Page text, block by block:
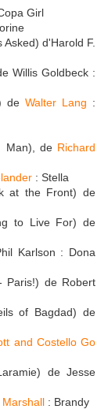
Girl
d'Harold F.
Willis Goldbeck :
de Walter Lang :
Man), de Richard
: Stella
at the Front) de
to Live For) de
Karlson : Dona
Paris!) de Robert
of Bagdad) de
and Costello Go
de Jesse
: Brandy